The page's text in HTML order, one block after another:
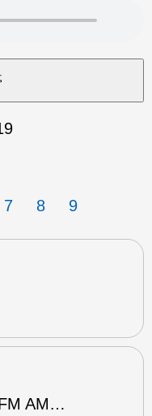
7 8 9
AM…